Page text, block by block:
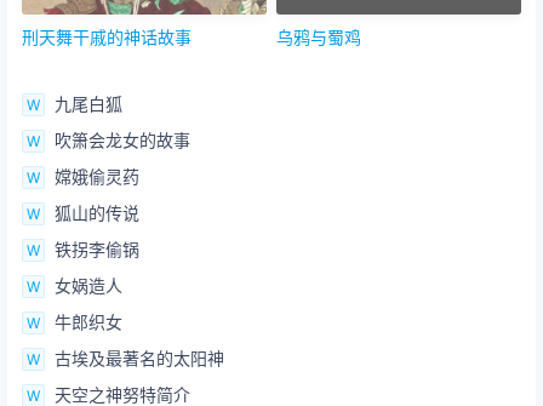
刑天舞干戚的神话故事 乌鸦与蜀鸡
九尾白狐
吹箫会龙女的故事
嫦娥偷灵药
狐山的传说
铁拐李偷锅
女娲造人
牛郎织女
古埃及最著名的太阳神
天空之神努特简介